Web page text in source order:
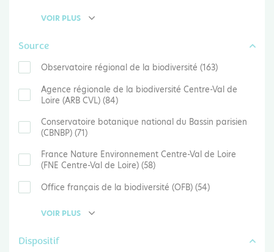
VOIR PLUS
Source
Observatoire régional de la biodiversité (163)
Agence régionale de la biodiversité Centre-Val de
Loire (ARB CVL) (84)
Conservatoire botanique national du Bassin parisien
(CBNBP) (71)
France Nature Environnement Centre-Val de Loire
(FNE Centre-Val de Loire) (58)
Office français de la biodiversité (OFB) (54)
VOIR PLUS
Dispositif